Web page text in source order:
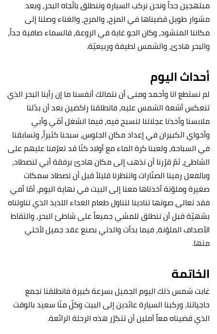
مبتهجين جداً ونحن نركب السيارة وننطلق باتّجاه البحر، وبعد
مشوار طويل قضيناها في المزح، والمرح، والغناء وصلنا إلى
مكاننا المنشود، وكان الجو غاية في الروعة، فالسماء صافية جداً،
والبحر هادئ، والشمس لطيفة وربيعيّة.
أحداث اليوم
لم نستطع انا وأحمد ومنى أن نتمالك أنفسنا ما إن رأينا البحر الذي
تنعكس أشعة الشمس عليه، فانطلقنا راكضين بعد أن بدّلنا
ملابسنا وأخذنا عجلاتنا لنسبح فيه، فيما انشغل أمّي وأبي
وأخواي الكبيران في إعداد مكان الجلوس، سبحنا كثيراً، وتسابقنا
في السباحة، ولعبنا كرة الماء مع أولاد كنّا قد تعرّفنا عليهم على
الشاطئ، ثمّ قرّرنا أن نذهب إلى مكان هادئ برفقة أبي لنصطاد،
وبالفعل رمينا الصنّارات وانتظرنا قليلاً قبل أن نصطاد سمكات
صغيرة وملوّنة أخذناها معنا إلى البيت في نهاية اليوم، أمّا أمي
فقد تعالى صوتها تنادينا لتناول طعام الغداء اللذيذ الذي تناولناه
بشهيّة قبل أن ننطلق للمشي جميعاً على شاطئ البحر، والتقاط
الأصداف الملوّنة، فيما بدأت والدتي بصنع عقد جميل لأختي
منها.
الخاتمة
غابت شمس ذلك اليوم الجميل بسرعة كبيرة فانطلقنا نجمع
حاجياتنا، وركبنا السيارة عائدين إلى البيت وكلّ منّا سعيد بالوقت
الذي قضيناه معاً آملين أن تتكرّر هذه الرحلة الرائعة.